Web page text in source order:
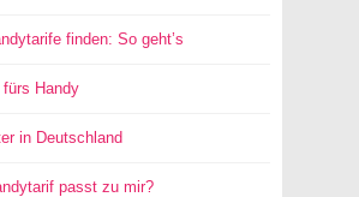
finden: So geht’s
fürs Handy
in Deutschland
passt zu mir?